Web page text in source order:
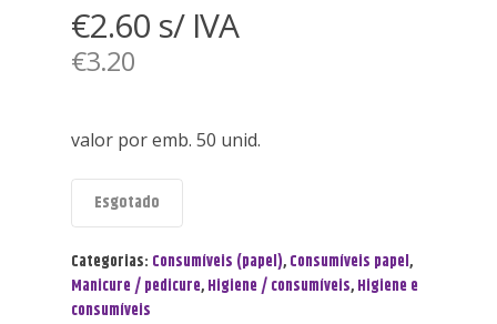
€2.60 s/ IVA
€3.20
valor por emb. 50 unid.
Esgotado
Categorias: Consumíveis (papel),Consumíveis papel,
Manicure / pedicure,Higiene / consumíveis,Higiene e
consumíveis